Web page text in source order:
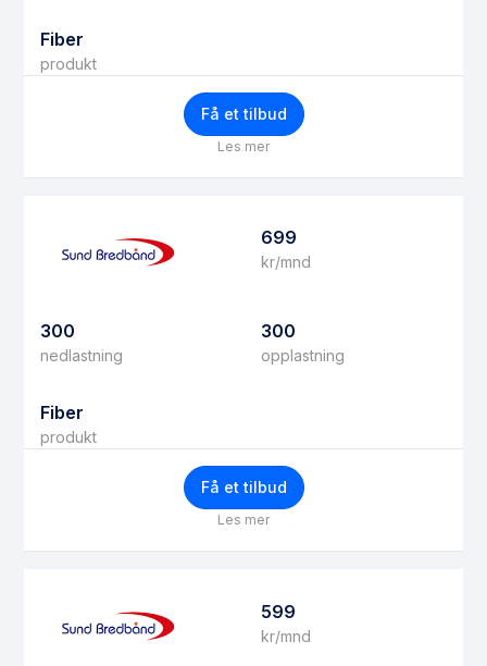
Fiber
produkt
Få et tilbud
Les mer
699
kr/mnd
300
nedlastning
300
opplastning
Fiber
produkt
Få et tilbud
Les mer
599
kr/mnd